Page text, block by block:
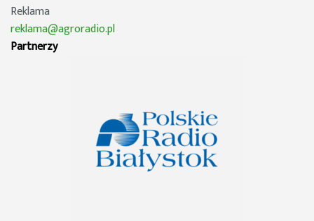
Reklama
reklama@agroradio.pl
Partnerzy